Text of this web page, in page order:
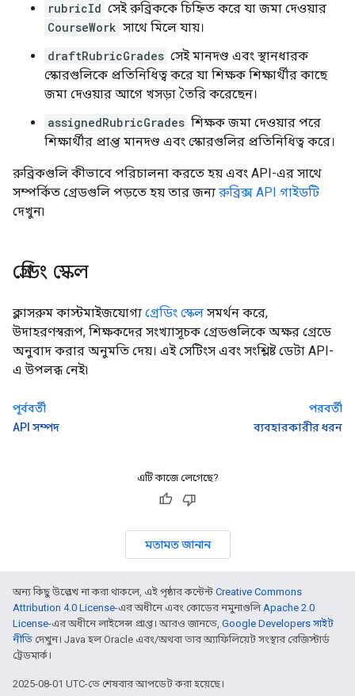
rubricId সেই রুব্রিককে চিহ্নিত করে যা জমা দেওয়ার
CourseWork সাথে মিলে যায়।
draftRubricGrades সেই মানদণ্ড এবং স্থানধারক
স্কোরগুলিকে প্রতিনিধিত্ব করে যা শিক্ষক শিক্ষার্থীর কাছে
জমা দেওয়ার আগে খসড়া তৈরি করেছেন।
assignedRubricGrades শিক্ষক জমা দেওয়ার পরে
শিক্ষার্থীর প্রাপ্ত মানদণ্ড এবং স্কোরগুলির প্রতিনিধিত্ব করে।
রুব্রিকগুলি কীভাবে পরিচালনা করতে হয় এবং API-এর সাথে
সম্পর্কিত গ্রেডগুলি পড়তে হয় তার জন্য রুব্রিক্স API গাইডটি
দেখুন৷
গ্রেডিং স্কেল
ক্লাসরুম কাস্টমাইজযোগ্য গ্রেডিং স্কেল সমর্থন করে,
উদাহরণস্বরূপ, শিক্ষকদের সংখ্যাসূচক গ্রেডগুলিকে অক্ষর গ্রেডে
অনুবাদ করার অনুমতি দেয়। এই সেটিংস এবং সংশ্লিষ্ট ডেটা API-
এ উপলব্ধ নেই৷
পূর্ববর্তী
API সম্পদ
পরবর্তী
ব্যবহারকারীর ধরন
এটি কাজে লেগেছে?
মতামত জানান
অন্য কিছু উল্লেখ না করা থাকলে, এই পৃষ্ঠার কন্টেন্ট Creative Commons
Attribution 4.0 License-এর অধীনে এবং কোডের নমুনাগুলিApache 2.0
License-এর অধীনে লাইসেন্স প্রাপ্ত। আরও জানতে, Google Developers সাইট
নীতি দেখুন। Java হল Oracle এবং/অথবা তার অ্যাফিলিয়েট সংস্থার রেজিস্টার্ড
ট্রেডমার্ক।
2025-08-01 UTC-তে শেষবার আপডেট করা হয়েছে।